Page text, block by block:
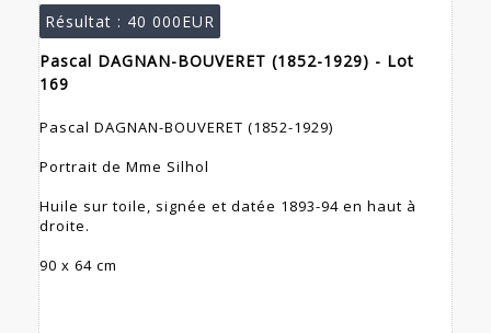
Résultat : 40 000EUR
Pascal DAGNAN-BOUVERET (1852-1929) - Lot
169
Pascal DAGNAN-BOUVERET (1852-1929)
Portrait de Mme Silhol
Huile sur toile, signée et datée 1893-94 en haut à
droite.
90 x 64 cm